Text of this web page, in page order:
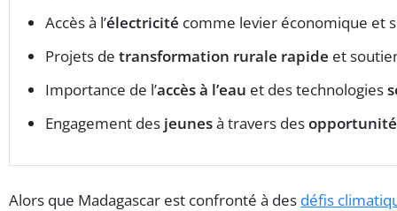
Accès à l’électricité comme levier économique et
Projets de transformation rurale rapide et
Importance de l’accès à l’eau et des technologies
Engagement des jeunesà travers des
Alors que Madagascar est confronté à des défis